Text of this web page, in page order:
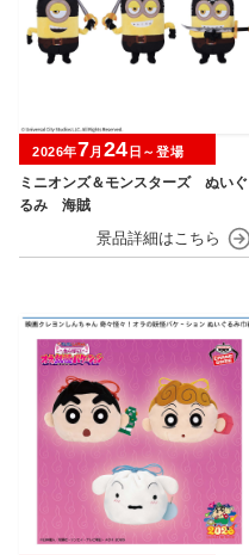
ミニオンズ＆モンスターズ ぬいぐ
るみ 海賊
2026年7月 24 日～登場